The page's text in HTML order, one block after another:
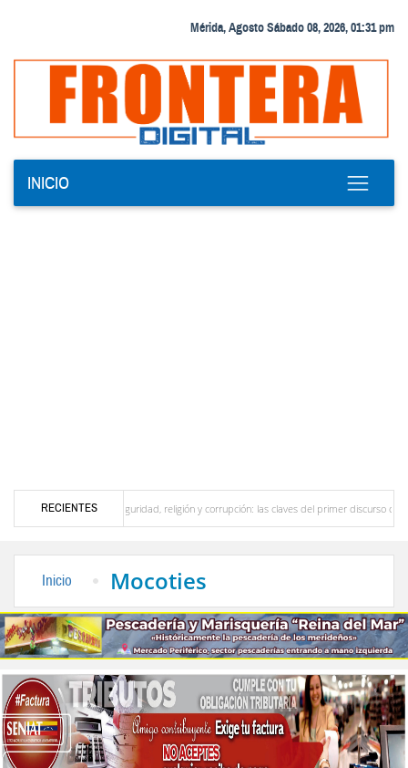
Mérida, Agosto Sábado 08, 2026, 01:31 pm
INICIO
RECIENTES
Seguridad, religión y corrupción: las claves del primer discurso de De la Espriella como
Inicio Mocoties